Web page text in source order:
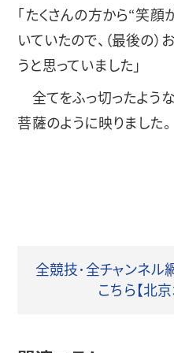
「たくさんの方から“笑
いていたので、（最後の
うと思っていました」
全てをふっ切ったよう
菩薩のように映りました。
全競技･全チャンネル
こちら【北